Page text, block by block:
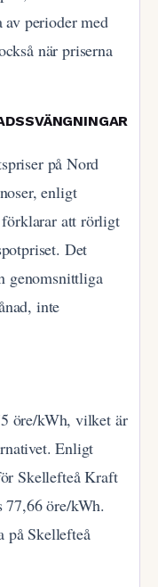
av perioder med
när priserna
på Nord
enligt
att rörligt
Det
genomsnittliga
inte
öre/kWh, vilket är
Enligt
Skellefteå Kraft
öre/kWh.
på Skellefteå